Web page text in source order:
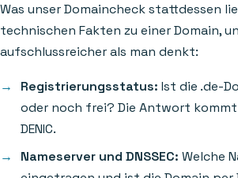
Was unser Domaincheck stattdessen
technischen Fakten zu einer Domain,
aufschlussreicher als man denkt:
Registrierungsstatus: Ist die .de-
oder noch frei? Die Antwort
DENIC.
Nameserver und DNSSEC: Welche